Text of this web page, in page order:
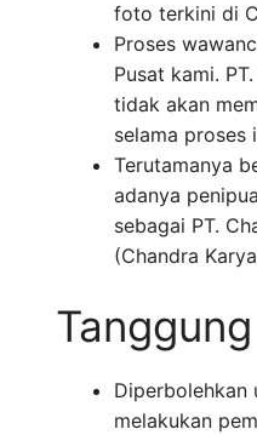
foto terkini di
Proses
Pusat kami.
tidak akan
selama proses
Terutamanya
adanya
sebagai PT.
(Chandra
Diperbolehkan
melakukan